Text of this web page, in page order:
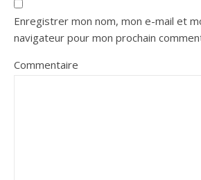
Enregistrer mon nom, mon e-mail et
navigateur pour mon prochain
Commentaire